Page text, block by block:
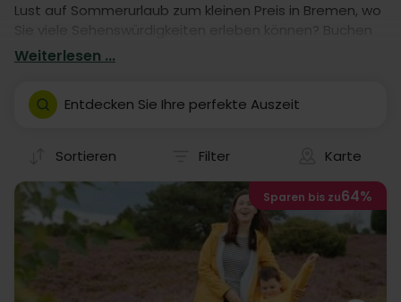
Lust auf Sommerurlaub zum kleinen Preis in Bremen, wo
Sie viele Sehenswürdigkeiten erleben können? Buchen
Sie einen Aufenthalt in einem von unseren vielen Hotels.
fantastische Auszeit in Bremen- mit eigener Anreise.
Weiterlesen ...
Entdecken Sie Ihre perfekte Auszeit
Sortieren Filter Karte
Sparen bis zu64%